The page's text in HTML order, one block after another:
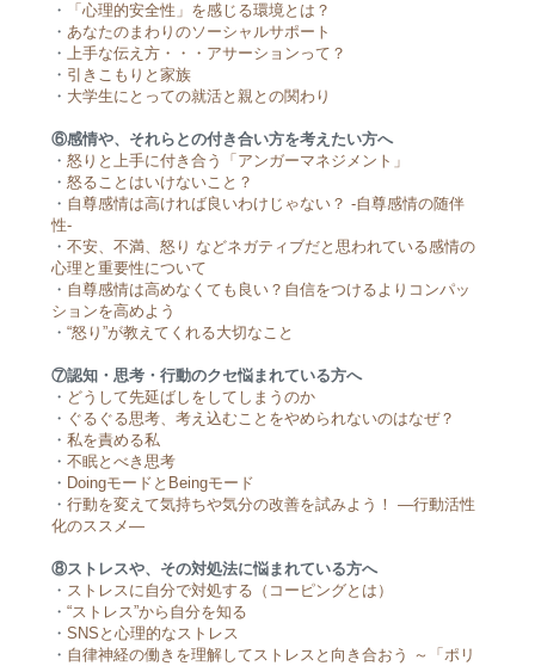
・
「心理的安全性」を感じる環境とは？
・ あなたのまわりのソーシャルサポート
・ 上手な伝え方・・・アサーションって？
・ 引きこもりと家族
・ 大学生にとっての就活と親との関わり
⑥感情や、それらとの付き合い方を考えたい方へ
・ 怒りと上手に付き合う「アンガーマネジメント」
・ 怒ることはいけないこと？
・ 自尊感情は高ければ良いわけじゃない？ -自尊感情の随伴
性-
・ 不安、不満、怒り などネガティブだと思われている感情の
心理と重要性について
・ 自尊感情は高めなくても良い？自信をつけるよりコンパッ
ションを高めよう
・ “怒り”が教えてくれる大切なこと
⑦認知・思考・行動のクセ悩まれている方へ
・ どうして先延ばしをしてしまうのか
・ ぐるぐる思考、考え込むことをやめられないのはなぜ？
・ 私を責める私
・ 不眠とべき思考
・ DoingモードとBeingモード
・ 行動を変えて気持ちや気分の改善を試みよう！ ―行動活性
化のススメ―
⑧ストレスや、その対処法に悩まれている方へ
・ ストレスに自分で対処する（コーピングとは）
・ “ストレス”から自分を知る
・ SNSと心理的なストレス
・ 自律神経の働きを理解してストレスと向き合おう ～「ポリ